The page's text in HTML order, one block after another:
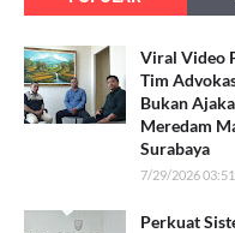
Viral Video
Tim
Bukan
Meredam
Surabaya
7/29/2026
Perkuat